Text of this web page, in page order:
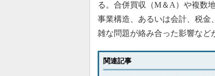
る。合併買収（M＆A）や複数
事業構造、あるいは会計、税金
雑な問題が絡み合った影響など
関連記事